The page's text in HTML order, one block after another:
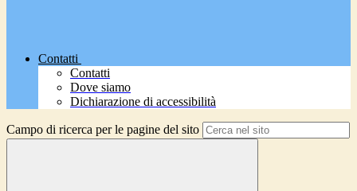
Contatti
Contatti
Dove siamo
Dichiarazione di accessibilità
Campo di ricerca per le pagine del sito